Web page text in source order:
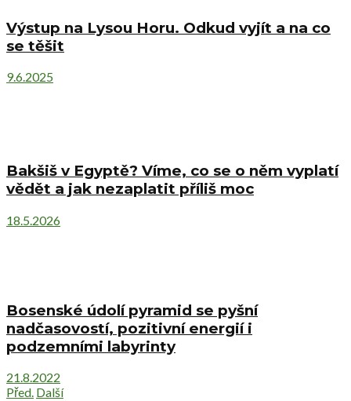
Výstup na Lysou Horu. Odkud vyjít a na co
se těšit
9.6.2025
Bakšiš v Egyptě? Víme, co se o něm vyplatí
vědět a jak nezaplatit příliš moc
18.5.2026
Bosenské údolí pyramid se pyšní
nadčasovostí, pozitivní energií i
podzemními labyrinty
21.8.2022
Před. Další